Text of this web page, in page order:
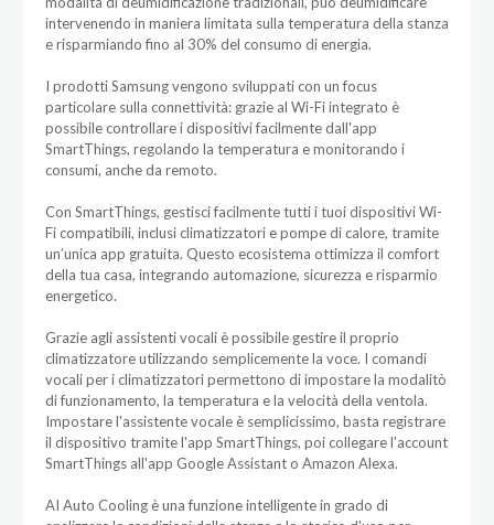
intervenendo in maniera limitata sulla temperatura della stanza
e risparmiando fino al 30% del consumo di energia.
I prodotti Samsung vengono sviluppati con un focus
particolare sulla connettività: grazie al Wi-Fi integrato è
possibile controllare i dispositivi facilmente dall'app
SmartThings, regolando la temperatura e monitorando i
consumi, anche da remoto.
Con SmartThings, gestisci facilmente tutti i tuoi dispositivi Wi-
Fi compatibili, inclusi climatizzatori e pompe di calore, tramite
un’unica app gratuita. Questo ecosistema ottimizza il comfort
della tua casa, integrando automazione, sicurezza e risparmio
energetico.
Grazie agli assistenti vocali è possibile gestire il proprio
climatizzatore utilizzando semplicemente la voce. I comandi
vocali per i climatizzatori permettono di impostare la modalitò
di funzionamento, la temperatura e la velocità della ventola.
Impostare l'assistente vocale è semplicissimo, basta registrare
il dispositivo tramite l'app SmartThings, poi collegare l'account
SmartThings all'app Google Assistant o Amazon Alexa.
AI Auto Cooling è una funzione intelligente in grado di